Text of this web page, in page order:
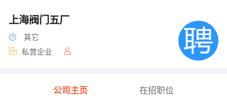
上海阀门五厂
其它
私营企业
公司主页 在招职位